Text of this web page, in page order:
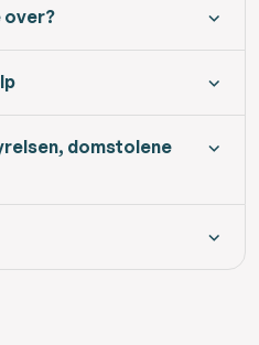
over?
domstolene